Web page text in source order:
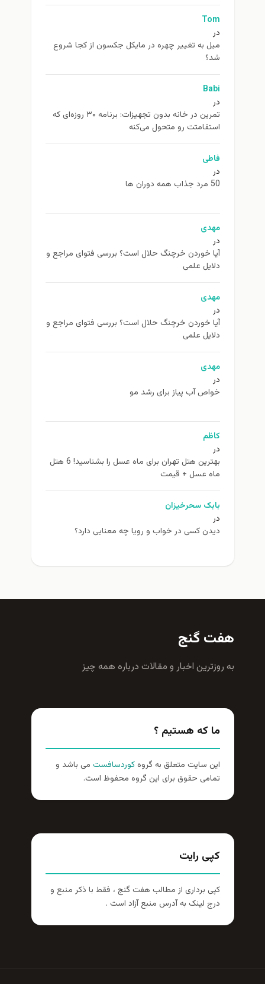
Tom
در
ميل به تغيير چهره در مایکل جکسون از كجا شروع
شد؟
Babi
در
تمرین در خانه بدون تجهیزات: برنامه ۳۰ روزه‌ای که
استقامتت رو متحول می‌کنه
فاطی
در
50 مرد جذاب همه دوران ها
مهدی
در
آیا خوردن خرچنگ حلال است؟ بررسی فتوای مراجع و
دلایل علمی
مهدی
در
آیا خوردن خرچنگ حلال است؟ بررسی فتوای مراجع و
دلایل علمی
مهدی
در
خواص آب پیاز برای رشد مو
کاظم
در
بهترین هتل تهران برای ماه عسل را بشناسید! 6 هتل
ماه عسل + قیمت
بابک سحرخیزان
در
دیدن کسی در خواب و رویا چه معنایی دارد؟
هفت گنج
به روزترين اخبار و مقالات درباره همه چيز
ما که هستیم ؟
این سایت متعلق به گروهکوردسافست می باشد و
تمامی حقوق برای این گروه محفوظ است.
کپی رایت
کپی برداری از مطالب هفت گنج ، فقط با ذکر منبع و
درج لینک به آدرس منبع آزاد است .